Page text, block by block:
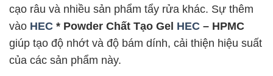
cạo râu và nhiều sản phẩm tẩy rửa khác. Sự thêm
vào HEC * Powder Chất Tạo Gel HEC – HPMC
giúp tạo độ nhớt và độ bám dính, cải thiện hiệu suất
của các sản phẩm này.